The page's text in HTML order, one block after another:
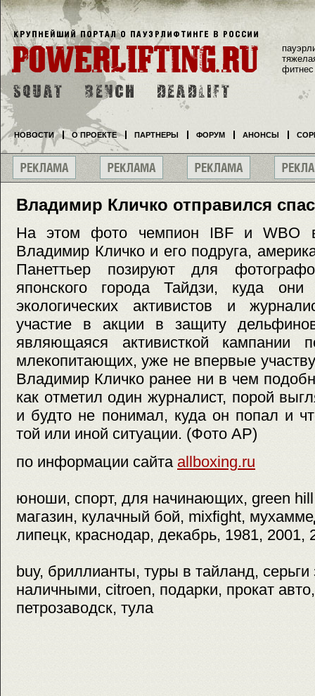
Владимир Кличко отправился
На этом фото чемпион IBF и WBO
Владимир Кличко и его подруга,
Панеттьер позируют для
японского города Тайдзи, куда
экологических активистов и
участие в акции в защиту
являющаяся активисткой кампании
млекопитающих, уже не впервые
Владимир Кличко ранее ни в чем
как отметил один журналист, порой
и будто не понимал, куда он попал и
той или иной ситуации. (Фото AP)
по информации сайта allboxing.ru
юноши, спорт, для начинающих, green
магазин, кулачный бой, mixfight,
липецк, краснодар, декабрь, 1981, 2001,
buy, бриллианты, туры в тайланд,
наличными, citroen, подарки, прокат
петрозаводск, тула
фитнес
НОВОСТИ О ПРОЕКТЕ ПАРТНЕРЫ ФОРУМ АНОНСЫ